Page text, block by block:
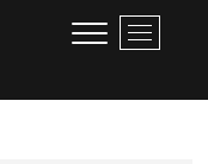
M
e